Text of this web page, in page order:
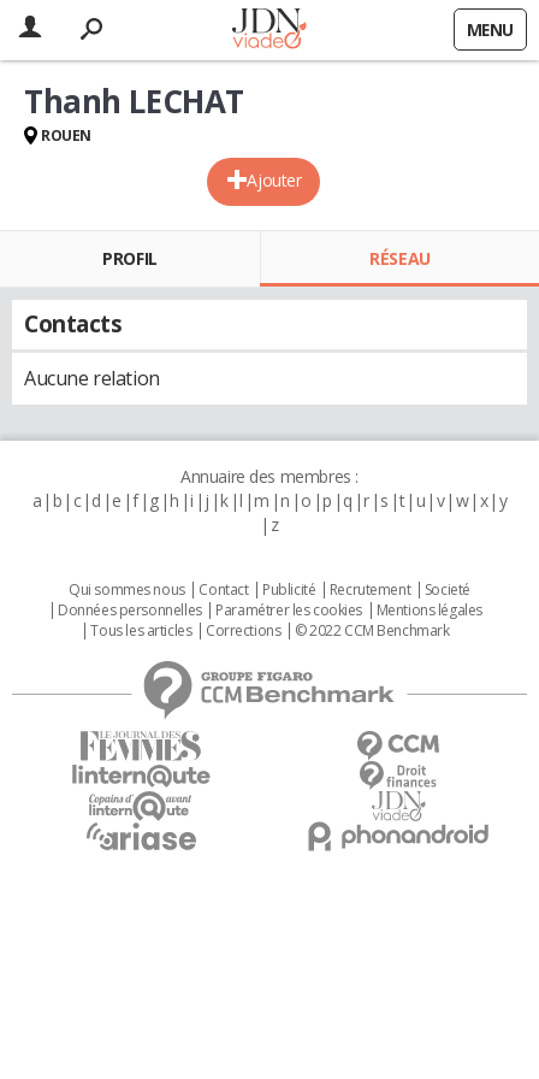
MENU
Ajouter
Thanh LECHAT
ROUEN
PROFIL RÉSEAU
Contacts
Aucune relation
Annuaire des membres :
a b c d e f g h i j k l m n o p q r s t u v w x y
z
Qui sommes nous Contact Publicité Recrutement
Societé
Données personnelles
Paramétrer les cookies
Mentions légales
Tous les articles
Corrections © 2022 CCM Benchmark